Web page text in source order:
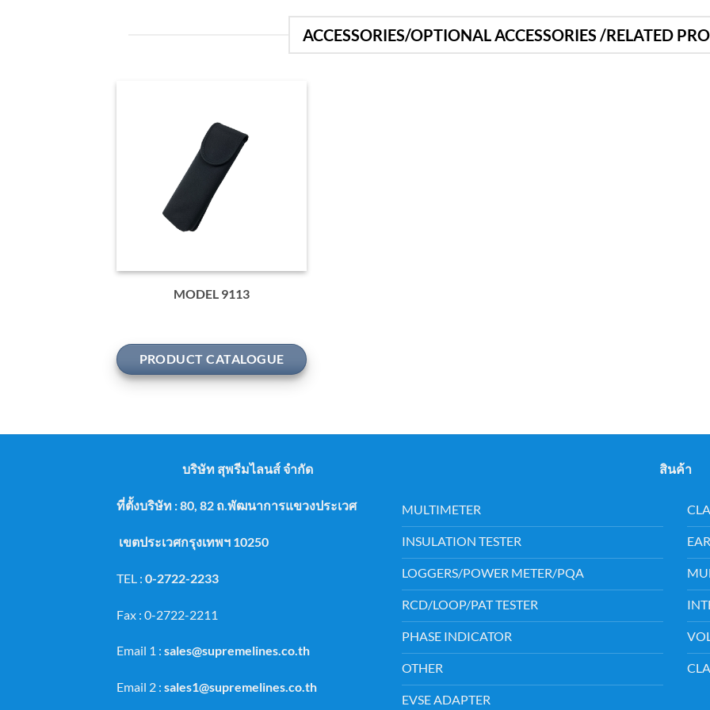
ACCESSORIES/OPTIONAL ACCESSORIES /RELATED
MODEL 9113
PRODUCT CATALOGUE
บริษัท สุพรีมไลนส์ จำกัด
ที่ตั้งบริษัท : 80, 82 ถ.พัฒนาการแขวงประเวศ
เขตประเวศกรุงเทพฯ 10250
TEL : 0-2722-2233
Fax : 0-2722-2211
Email 1 : sales@supremelines.co.th
Email 2 : sales1@supremelines.co.th
สินค้า
MULTIMETER
INSULATION TESTER
LOGGERS/POWER METER/PQA
RCD/LOOP/PAT TESTER
PHASE INDICATOR
OTHER
EVSE ADAPTER